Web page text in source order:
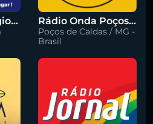
Rádio Nova Regional 91.5 FM Rádio Onda Poços 96.7 FM
Poços de Caldas / MG -
Brasil